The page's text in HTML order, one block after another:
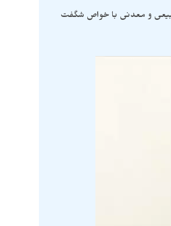
و معدنی با خواص شگفت